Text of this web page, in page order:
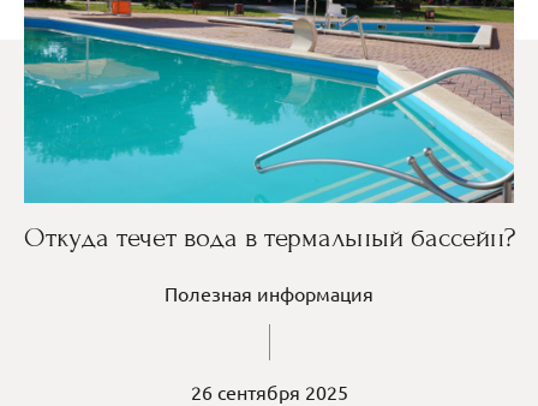
Откуда течет вода в термальный бассейн?
Полезная информация
26 сентября 2025